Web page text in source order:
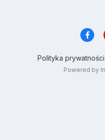
Polityka prywatności
Powered by